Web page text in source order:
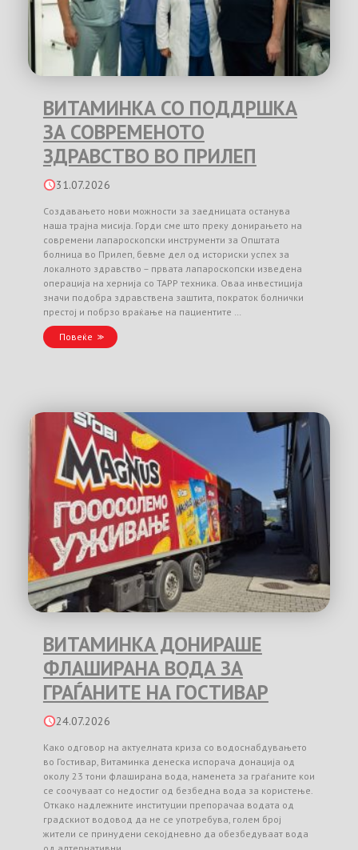
ВИТАМИНКА СО ПОДДРШКА
ЗА СОВРЕМЕНОТО
ЗДРАВСТВО ВО ПРИЛЕП
31.07.2026
Создавањето нови можности за заедницата останува
наша трајна мисија. Горди сме што преку донирањето на
современи лапароскопски инструменти за Општата
болница во Прилеп, бевме дел од историски успех за
локалното здравство – првата лапароскопски изведена
операција на хернија со TAPP техника. Оваа инвестиција
значи подобра здравствена заштита, пократок болнички
престој и побрзо враќање на пациентите …
Повеќе
ВИТАМИНКА ДОНИРАШЕ
ФЛАШИРАНА ВОДА ЗА
ГРАЃАНИТЕ НА ГОСТИВАР
24.07.2026
Како одговор на актуелната криза со водоснабдувањето
во Гостивар, Витаминка денеска испорача донација од
околу 23 тони флаширана вода, наменета за граѓаните кои
се соочуваат со недостиг од безбедна вода за користење.
Откако надлежните институции препорачаа водата од
градскиот водовод да не се употребува, голем број
жители се принудени секојдневно да обезбедуваат вода